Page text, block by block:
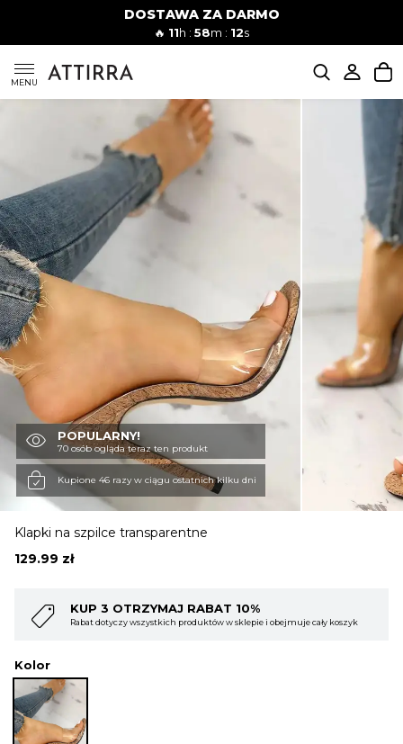
DOSTAWA ZA DARMO
🔥11h :58m :11s
MENU
Mężczyźni
SUKIENKI
KOMBINEZONY
DÓŁ DAMSKIE
STROJE KĄPIELOWE
BLUZKI
OBUWIE
BIELIZNA
SWETRY
OKRYCIA WIERZCHNIE
POPULARNY!
70 osób ogląda teraz ten produkt
Kupione 46 razy w ciągu ostatnich kilku dni
Klapki na szpilce transparentne
129.99 zł
RABAT 10%
produktów w sklepie i obejmuje cały koszyk Rabat dotyczy wszystkich
Kolor